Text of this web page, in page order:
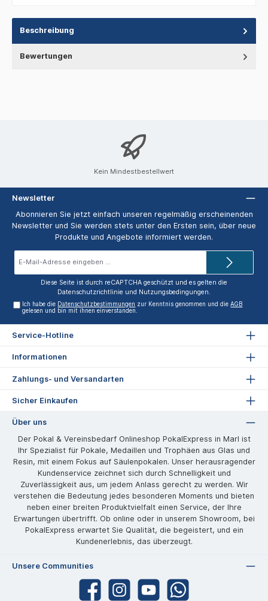
Beschreibung
Bewertungen
Kein Mindestbestellwert
Newsletter
Abonnieren Sie jetzt einfach unseren regelmäßig erscheinenden
Newsletter und Sie werden stets unter den Ersten sein, über neue
Produkte und Angebote informiert werden.
Diese Seite ist durch reCAPTCHA geschützt und es gelten die
Datenschutzrichtlinie und Nutzungsbedingungen.
Ich habe die Datenschutzbestimmungen zur Kenntnis genommen und dieAGB
gelesen und bin mit ihnen einverstanden.
Service-Hotline
Informationen
Zahlungs- und Versandarten
Sicher Einkaufen
Über uns
Der Pokal & Vereinsbedarf Onlineshop PokalExpress in Marl ist
Ihr Spezialist für Pokale, Medaillen und Trophäen aus Glas und
Resin, mit einem Fokus auf Säulenpokalen. Unser herausragender
Kundenservice zeichnet sich durch Schnelligkeit und
Zuverlässigkeit aus, um jedem Anlass gerecht zu werden. Wir
verstehen die Bedeutung jedes besonderen Moments und bieten
neben einer breiten Produktvielfalt einen Service, der Ihre
Erwartungen übertrifft. Ob online oder in unserem Showroom, bei
PokalExpress erwartet Sie Qualität, die begeistert, und ein
Kundenerlebnis, das überzeugt.
Unsere Communities